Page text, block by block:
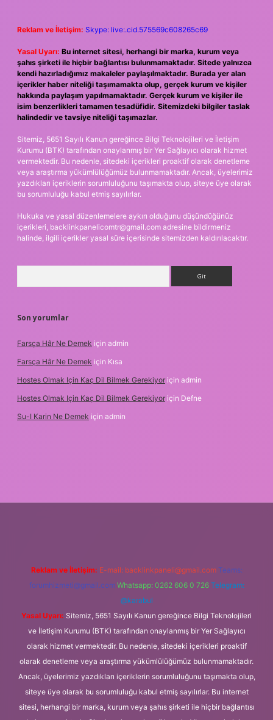
Reklam ve İletişim: Skype: live:.cid.575569c608265c69
Yasal Uyarı: Bu internet sitesi, herhangi bir marka, kurum veya
şahıs şirketi ile hiçbir bağlantısı bulunmamaktadır. Sitede yalnızca
kendi hazırladığımız makaleler paylaşılmaktadır. Burada yer alan
içerikler haber niteliği taşımamakta olup, gerçek kurum ve kişiler
hakkında paylaşım yapılmamaktadır. Gerçek kurum ve kişiler ile
isim benzerlikleri tamamen tesadüfidir. Sitemizdeki bilgiler taslak
halindedir ve tavsiye niteliği taşımazlar.
Sitemiz, 5651 Sayılı Kanun gereğince Bilgi Teknolojileri ve İletişim
Kurumu (BTK) tarafından onaylanmış bir Yer Sağlayıcı olarak hizmet
vermektedir. Bu nedenle, sitedeki içerikleri proaktif olarak denetleme
veya araştırma yükümlülüğümüz bulunmamaktadır. Ancak, üyelerimiz
yazdıkları içeriklerin sorumluluğunu taşımakta olup, siteye üye olarak
bu sorumluluğu kabul etmiş sayılırlar.
Hukuka ve yasal düzenlemelere aykırı olduğunu düşündüğünüz
içerikleri, backlinkpanelicomtr@gmail.com adresine bildirmeniz
halinde, ilgili içerikler yasal süre içerisinde sitemizden kaldırılacaktır.
Son yorumlar
Farsça Hâr Ne Demek için admin
Farsça Hâr Ne Demek için Kısa
Hostes Olmak Için Kaç Dil Bilmek Gerekiyor için admin
Hostes Olmak Için Kaç Dil Bilmek Gerekiyor için Defne
Su-I Karin Ne Demek için admin
Reklam ve İletişim: E-mail: backlinkpaneli@gmail.com Teams:
forumhizmeti@gmail.com Whatsapp: 0262 606 0 726 Telegram:
@karabul
Yasal Uyarı: Sitemiz, 5651 Sayılı Kanun gereğince Bilgi Teknolojileri
ve İletişim Kurumu (BTK) tarafından onaylanmış bir Yer Sağlayıcı
olarak hizmet vermektedir. Bu nedenle, sitedeki içerikleri proaktif
olarak denetleme veya araştırma yükümlülüğümüz bulunmamaktadır.
Ancak, üyelerimiz yazdıkları içeriklerin sorumluluğunu taşımakta olup,
siteye üye olarak bu sorumluluğu kabul etmiş sayılırlar. Bu internet
sitesi, herhangi bir marka, kurum veya şahıs şirketi ile hiçbir bağlantısı